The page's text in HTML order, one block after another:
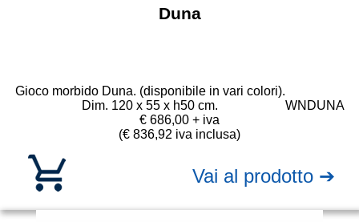
Duna
Gioco morbido Duna. (disponibile in vari colori).
Dim. 120 x 55 x h50 cm.
WNDUNA
€ 686,00 + iva
(€ 836,92 iva inclusa)
Vai al prodotto ➔